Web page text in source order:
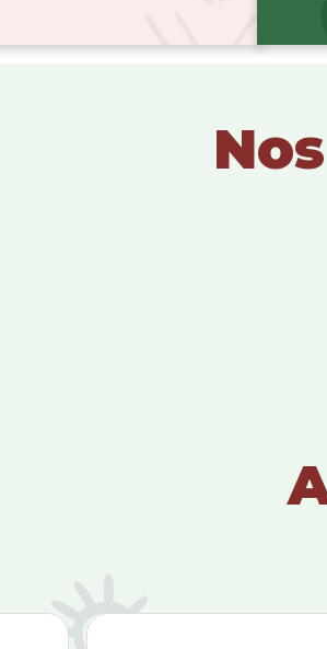
Nos